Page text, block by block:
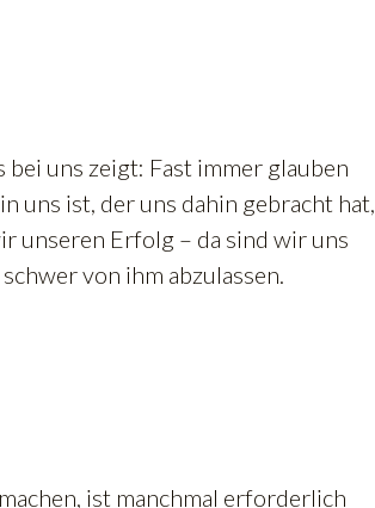
uns zeigt: Fast immer glauben
uns ist, der uns dahin gebracht hat,
unseren Erfolg – da sind wir uns
von ihm abzulassen.
ist manchmal erforderlich